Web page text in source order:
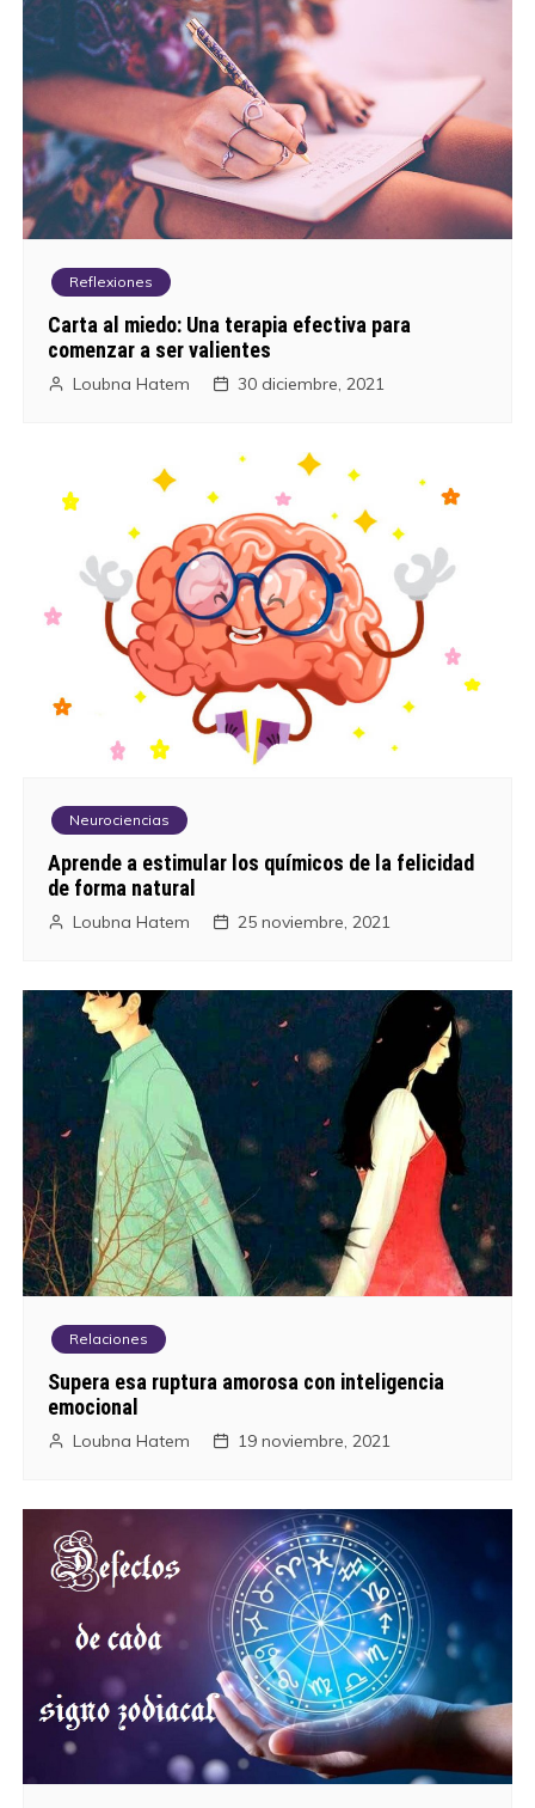
Reflexiones
Carta al miedo: Una terapia efectiva para
comenzar a ser valientes
Loubna Hatem 30 diciembre, 2021
Neurociencias
Aprende a estimular los químicos de la felicidad
de forma natural
Loubna Hatem 25 noviembre, 2021
Relaciones
Supera esa ruptura amorosa con inteligencia
emocional
Loubna Hatem 19 noviembre, 2021